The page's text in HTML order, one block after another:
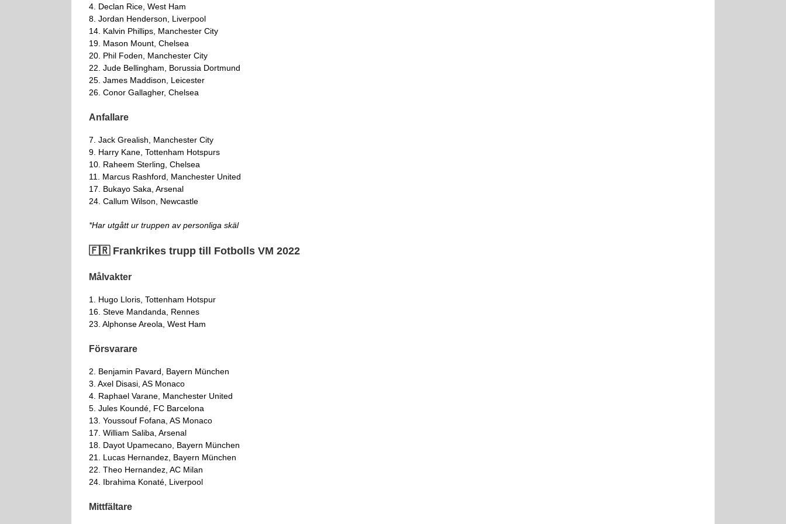
4. Declan Rice, West Ham
8. Jordan Henderson, Liverpool
14. Kalvin Phillips, Manchester City
19. Mason Mount, Chelsea
20. Phil Foden, Manchester City
22. Jude Bellingham, Borussia Dortmund
25. James Maddison, Leicester
26. Conor Gallagher, Chelsea
Anfallare
7. Jack Grealish, Manchester City
9. Harry Kane, Tottenham Hotspurs
10. Raheem Sterling, Chelsea
11. Marcus Rashford, Manchester United
17. Bukayo Saka, Arsenal
24. Callum Wilson, Newcastle
*Har utgått ur truppen av personliga skäl
🇫🇷 Frankrikes trupp till Fotbolls VM 2022
Målvakter
1. Hugo Lloris, Tottenham Hotspur
16. Steve Mandanda, Rennes
23. Alphonse Areola, West Ham
Försvarare
2. Benjamin Pavard, Bayern München
3. Axel Disasi, AS Monaco
4. Raphael Varane, Manchester United
5. Jules Koundé, FC Barcelona
13. Youssouf Fofana, AS Monaco
17. William Saliba, Arsenal
18. Dayot Upamecano, Bayern München
21. Lucas Hernandez, Bayern München
22. Theo Hernandez, AC Milan
24. Ibrahima Konaté, Liverpool
Mittfältare